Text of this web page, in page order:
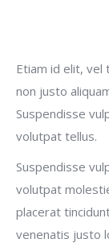
Etiam id elit, vel
non justo
Suspendisse
volutpat tellus.
Suspendisse
volutpat
placerat
venenatis justo